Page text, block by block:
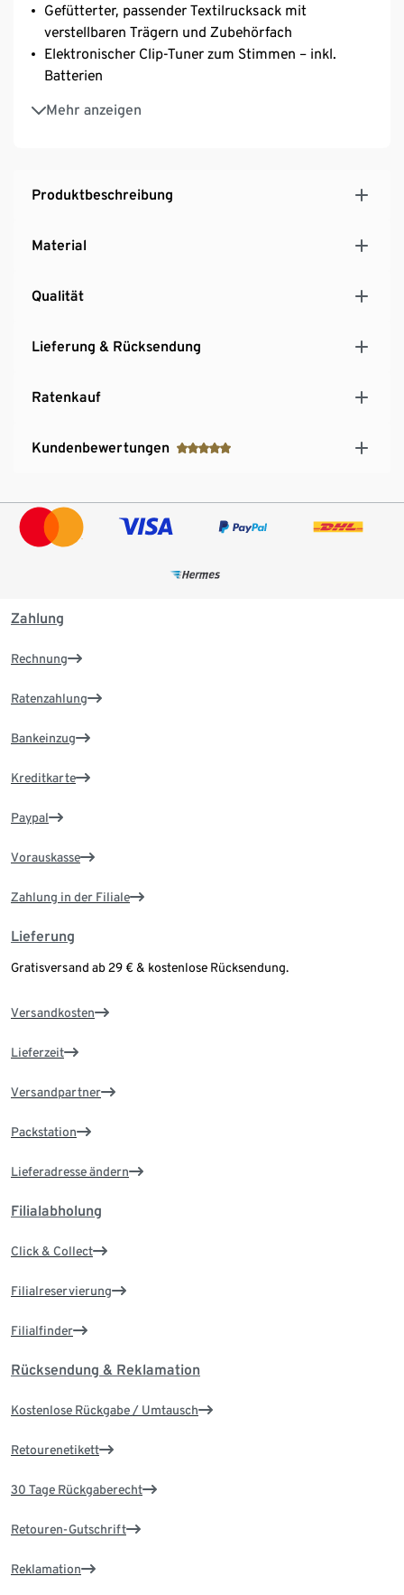
Gefütterter, passender Textilrucksack mit
verstellbaren Trägern und Zubehörfach
Elektronischer Clip-Tuner zum Stimmen – inkl.
Batterien
Mehr anzeigen
Einsteiger-Komplett-Kurs mit vielen Beispielen,
Übungen und Songs sowie einer Audio-CD
Produktbeschreibung
Material
Qualität
Lieferung & Rücksendung
Ratenkauf
Kundenbewertungen
Zahlung
Rechnung
Ratenzahlung
Bankeinzug
Kreditkarte
Paypal
Vorauskasse
Zahlung in der Filiale
Lieferung
Gratisversand ab 29 € & kostenlose Rücksendung.
Versandkosten
Lieferzeit
Versandpartner
Packstation
Lieferadresse ändern
Filialabholung
Click & Collect
Filialreservierung
Filialfinder
Rücksendung & Reklamation
Kostenlose Rückgabe / Umtausch
Retourenetikett
30 Tage Rückgaberecht
Retouren-Gutschrift
Reklamation